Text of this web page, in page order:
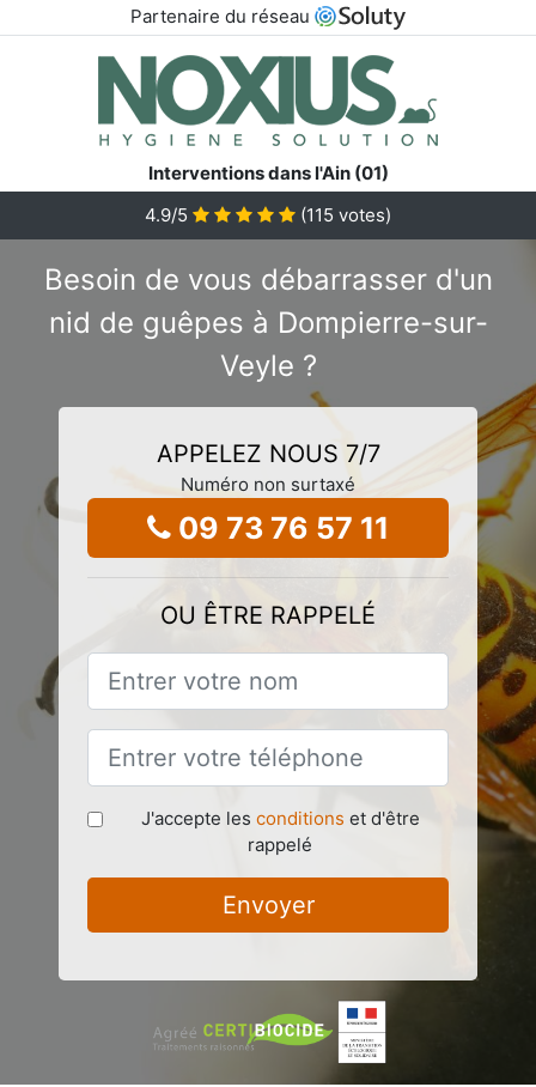
Partenaire du réseau
Interventions dans l'Ain (01)
4.9/5 (115 votes)
Besoin de vous débarrasser d'un
nid de guêpes à Dompierre-sur-
Veyle ?
APPELEZ NOUS 7/7
Numéro non surtaxé
09 73 76 57 11
OU ÊTRE RAPPELÉ
J'accepte les conditions et d'être
rappelé
Envoyer